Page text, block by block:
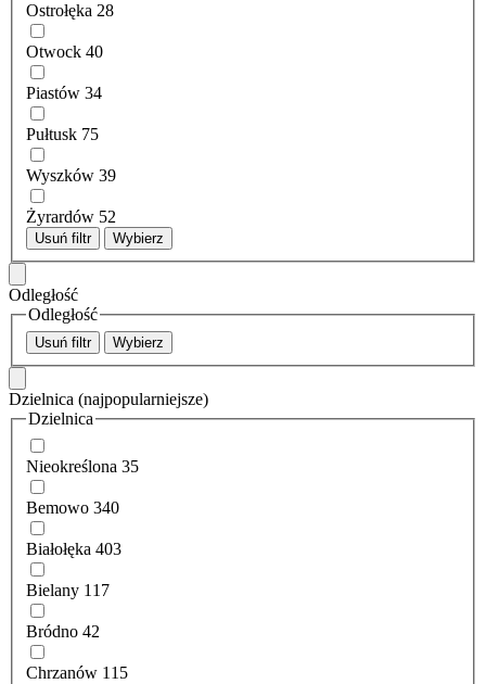
Ostrołęka 28
Otwock 40
Piastów 34
Pułtusk 75
Wyszków 39
Żyrardów 52
Usuń filtr Wybierz
Odległość
Odległość
Usuń filtr Wybierz
Dzielnica (najpopularniejsze)
Dzielnica
Nieokreślona 35
Bemowo 340
Białołęka 403
Bielany 117
Bródno 42
Chrzanów 115